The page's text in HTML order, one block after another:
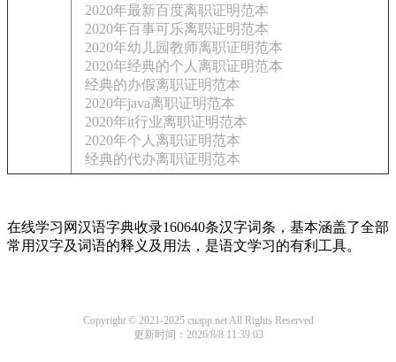
2020年最新百度离职证明范本
2020年百事可乐离职证明范本
2020年幼儿园教师离职证明范本
2020年经典的个人离职证明范本
经典的办假离职证明范本
2020年java离职证明范本
2020年it行业离职证明范本
2020年个人离职证明范本
经典的代办离职证明范本
在线学习网汉语字典收录160640条汉字词条，基本涵盖了全部
常用汉字及词语的释义及用法，是语文学习的有利工具。
Copyright © 2021-2025 cuapp.net All Rights Reserved
更新时间：2026/8/8 11:39:03